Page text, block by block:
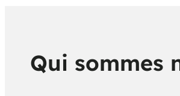
Qui sommes